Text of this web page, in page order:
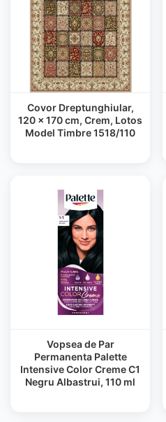
Covor Dreptunghiular,
120 x 170 cm, Crem, Lotos
Model Timbre 1518/110
Vopsea de Par
Permanenta Palette
Intensive Color Creme C1
Negru Albastrui, 110 ml